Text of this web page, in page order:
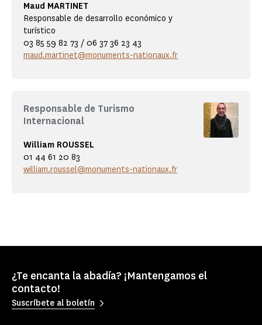
Maud MARTINET
Responsable de desarrollo económico y
turístico
03 85 59 82 73 / 06 37 36 23 43
maud.martinet@monuments-nationaux.fr
Responsable de Turismo
Internacional
William ROUSSEL
01 44 61 20 83
william.roussel@monuments-nationaux.fr
¿Te encanta la abadía? ¡Mantengamos el
contacto!
Suscríbete al boletín